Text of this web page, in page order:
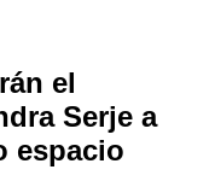
el
Serje a
espacio